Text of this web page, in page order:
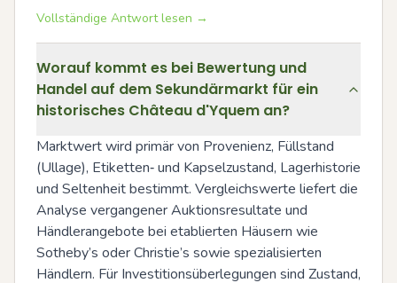
Vollständige Antwort lesen →
Worauf kommt es bei Bewertung und
Handel auf dem Sekundärmarkt für ein
historisches Château d'Yquem an?
Marktwert wird primär von Provenienz, Füllstand
(Ullage), Etiketten‑ und Kapselzustand, Lagerhistorie
und Seltenheit bestimmt. Vergleichswerte liefert die
Analyse vergangener Auktionsresultate und
Händlerangebote bei etablierten Häusern wie
Sotheby’s oder Christie’s sowie spezialisierten
Händlern. Für Investitionsüberlegungen sind Zustand,